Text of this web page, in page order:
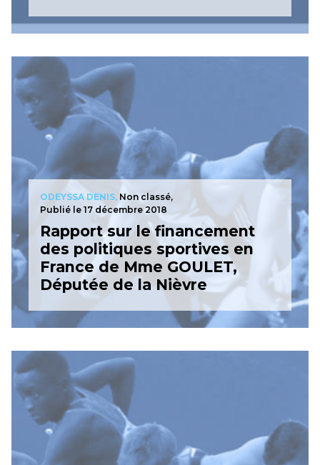
ODEYSSA DENIS, Non classé,
Publié le 17 décembre 2018
Rapport sur le financement
des politiques sportives en
France de Mme GOULET,
Députée de la Nièvre